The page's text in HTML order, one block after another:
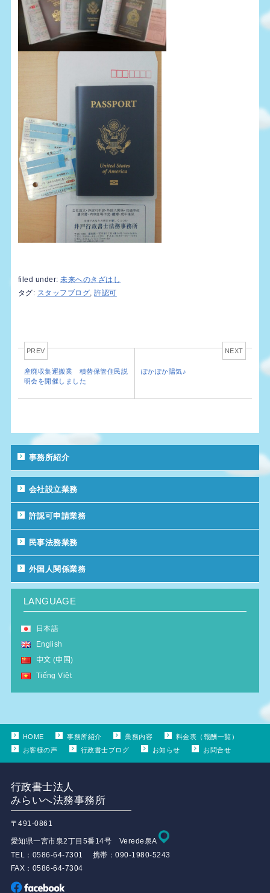
filed under:未来へのきざはし
タグ: スタッフブログ,許認可
PREV
産廃収集運搬業 積替保管住民説
明会を開催しました
NEXT
ぽかぽか陽気♪
事務所紹介
会社設立業務
許認可申請業務
民事法務業務
外国人関係業務
LANGUAGE
日本語
English
中文 (中国)
Tiếng Việt
HOME 事務所紹介 業務内容
料金表（報酬一覧）
お客様の声
行政書士ブログ お知らせ お問合せ
行政書士法人
みらいへ法務事務所
〒491-0861
愛知県一宮市泉2丁目5番14号 Verede泉A
TEL：0586-64-7301 携帯：090-1980-5243
FAX：0586-64-7304